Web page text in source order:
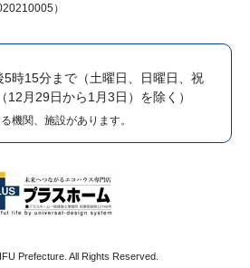
）
5時15分まで （土曜日、日曜日、祝
12月29日から1月3日）を除く）
機関、施設があります。
Prefecture. All Rights Reserved.